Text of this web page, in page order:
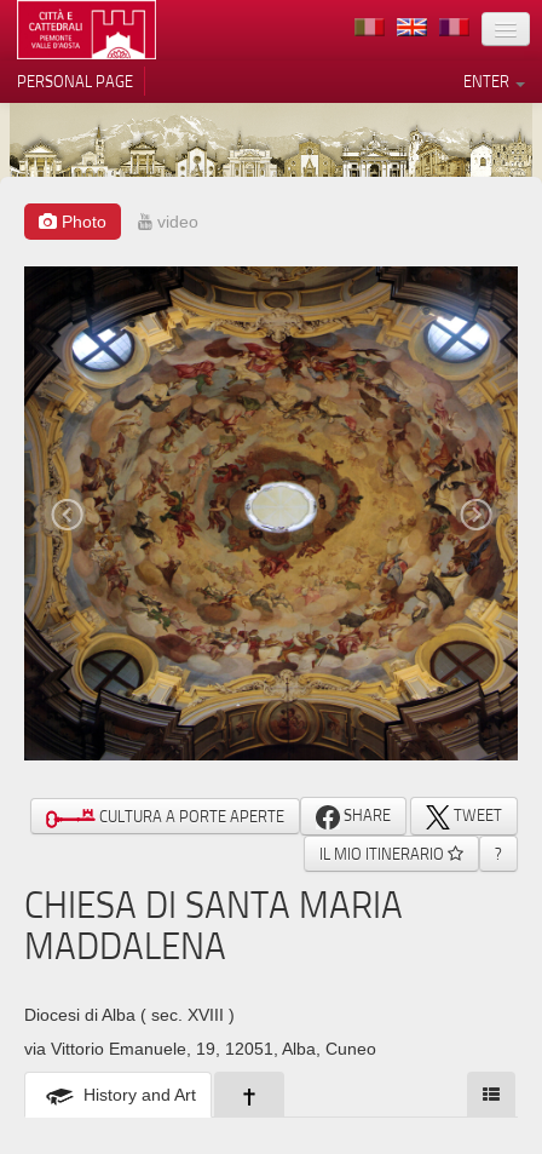
LOCATION
ARCHITECTURE
MUSEUMS
ITINERARIES
EVENTS
HOST
VOLUNTEERS
CONTACTS
PRESS
ENTER
PERSONAL PAGE
Photo video
CULTURA A PORTE APERTE SHARE
TWEET
IL MIO ITINERARIO
?
CHIESA DI SANTA MARIA
MADDALENA
Diocesi di Alba ( sec. XVIII )
via Vittorio Emanuele, 19, 12051, Alba, Cuneo
History and Art
Notice at collection
Your Privacy Choices